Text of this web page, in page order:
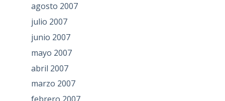
agosto 2007
julio 2007
junio 2007
mayo 2007
abril 2007
marzo 2007